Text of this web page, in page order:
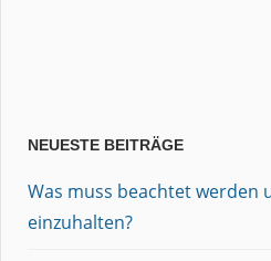
NEUESTE BEITRÄGE
Was muss beachtet werden
einzuhalten?